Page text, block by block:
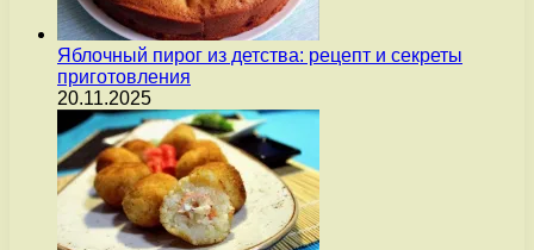
Яблочный пирог из детства: рецепт и секреты
приготовления
20.11.2025